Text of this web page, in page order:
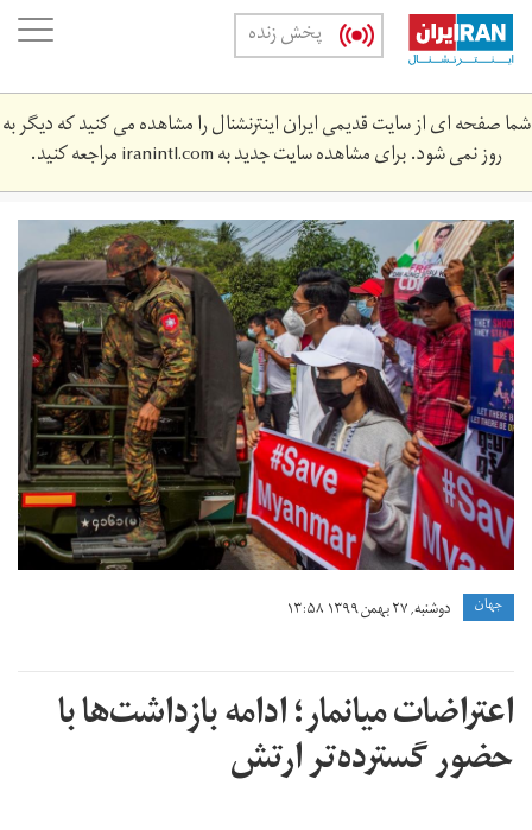
Skip
main
content
پخش زنده
شما صفحه ای از سایت قدیمی ایران اینترنشنال را مشاهده می کنید که دیگر به
روز نمی شود. برای مشاهده سایت جدید بهiranintl.comمراجعه کنید.
2021-
02-
politics.jpg
جهان دوشنبه, ۲۷ بهمن ۱۳۹۹ ۱۳:۵۸
اعتراضات میانمار؛ ادامه بازداشت‌ها با
حضور گسترده‌تر ارتش